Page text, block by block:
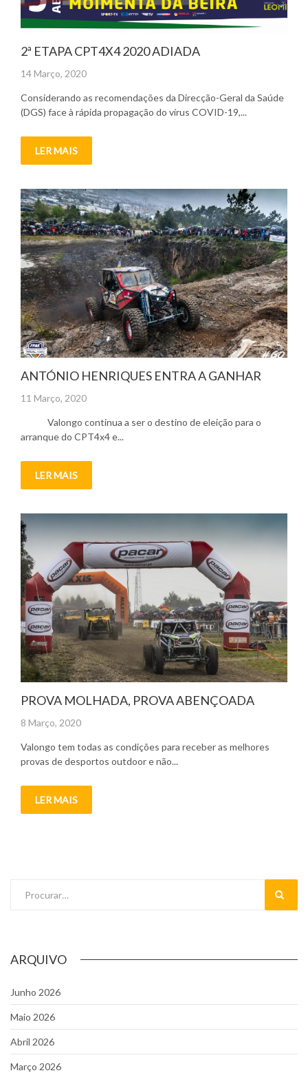
2ª ETAPA CPT4X4 2020 ADIADA
Posted
14 Março, 2020
Considerando as recomendações da Direcção-Geral da Saúde
(DGS) face à rápida propagação do vírus COVID-19,...
LER MAIS
ANTÓNIO HENRIQUES ENTRA A GANHAR
Posted
11 Março, 2020
Valongo continua a ser o destino de eleição para o
arranque do CPT4x4 e...
LER MAIS
PROVA MOLHADA, PROVA ABENÇOADA
Posted
8 Março, 2020
Valongo tem todas as condições para receber as melhores
provas de desportos outdoor e não...
LER MAIS
ARQUIVO
Junho 2026
Maio 2026
Abril 2026
Março 2026